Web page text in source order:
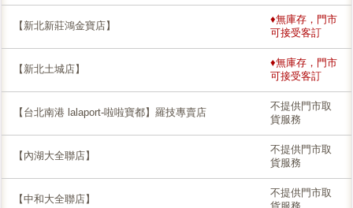
【新北新莊鴻金寶店】
♦無庫存，門市
可接受客訂
【新北土城店】
♦無庫存，門市
可接受客訂
【台北南港 lalaport-啦啦寶都】羅技專賣店
不提供門市取
貨服務
【內湖大全聯店】
不提供門市取
貨服務
【中和大全聯店】
不提供門市取